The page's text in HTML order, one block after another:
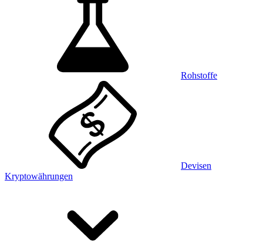
Rohstoffe
Devisen
Kryptowährungen